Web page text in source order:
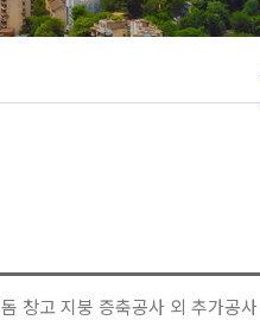
돔 창고 지붕 증축공사 외 추가공사